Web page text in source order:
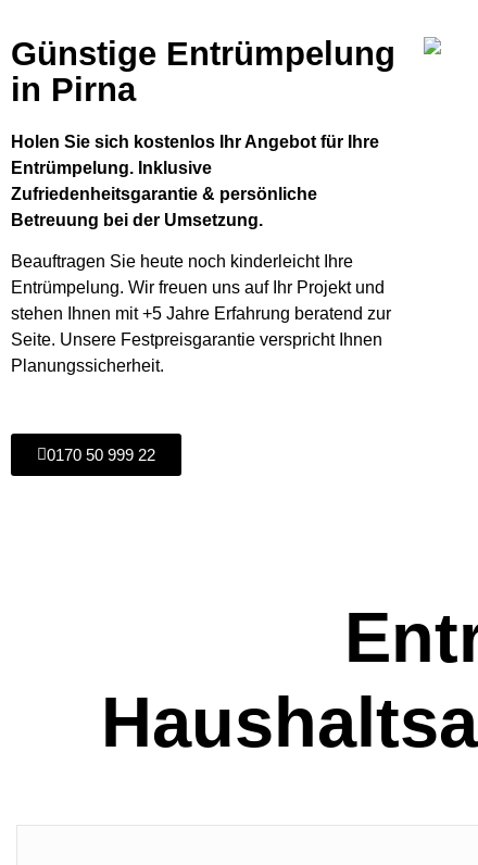
Günstige Entrümpelung
in Pirna
Holen Sie sich kostenlos Ihr Angebot für Ihre
Entrümpelung. Inklusive
Zufriedenheitsgarantie & persönliche
Betreuung bei der Umsetzung.
Beauftragen Sie heute noch kinderleicht Ihre
Entrümpelung. Wir freuen uns auf Ihr Projekt und
stehen Ihnen mit +5 Jahre Erfahrung beratend zur
Seite. Unsere Festpreisgarantie verspricht Ihnen
Planungssicherheit.
0170 50 999 22